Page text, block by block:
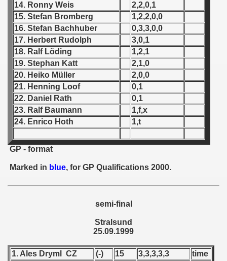
14. Ronny Weis
2,2,0,1
15. Stefan Bromberg
1,2,2,0,0
16. Stefan Bachhuber
0,3,3,0,0
17. Herbert Rudolph
3,0,1
18. Ralf Löding
1,2,1
19. Stephan Katt
2,1,0
20. Heiko Müller
2,0,0
21. Henning Loof
0,1
22. Daniel Rath
0,1
23. Ralf Baumann
1,f,x
24. Enrico Hoth
1,t
GP - format
Marked in blue, for GP Qualifications 2000.
semi-final
Stralsund
25.09.1999
1. Ales Dryml CZ (-) 15 3,3,3,3,3
time
- 1952
- 1953
- 1954
- 1955
- 1956
- 1959